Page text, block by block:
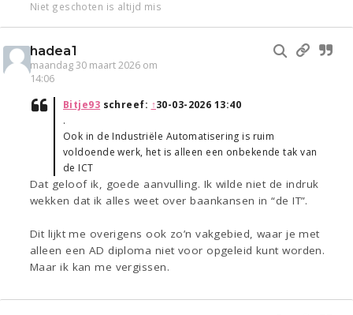
Niet geschoten is altijd mis
hadea1
maandag 30 maart 2026 om
14:06
Bitje93 schreef: ↑30-03-2026 13:40
.
Ook in de Industriële Automatisering is ruim
voldoende werk, het is alleen een onbekende tak van
de ICT
Dat geloof ik, goede aanvulling. Ik wilde niet de indruk
wekken dat ik alles weet over baankansen in “de IT”.
Dit lijkt me overigens ook zo’n vakgebied, waar je met
alleen een AD diploma niet voor opgeleid kunt worden.
Maar ik kan me vergissen.